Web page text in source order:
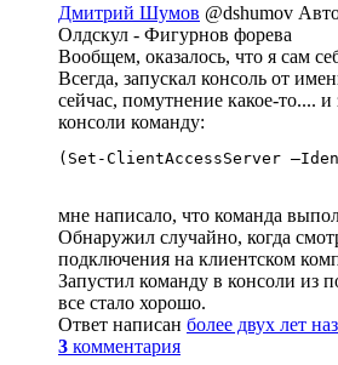
Дмитрий Шумов @dshumov
Олдскул - Фигурнов форева
Вообщем, оказалось, что я сам
Всегда, запускал консоль от
сейчас, помутнение какое-то....
консоли команду:
(Set-ClientAccessServer
мне написало, что команда
Обнаружил случайно, когда
подключения на клиентском
Запустил команду в консоли из
все стало хорошо.
Ответ написан более двух лет
3 комментария